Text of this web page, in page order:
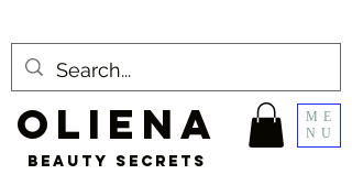
ME
NU
OLIENA
BEAUTY SECRETS